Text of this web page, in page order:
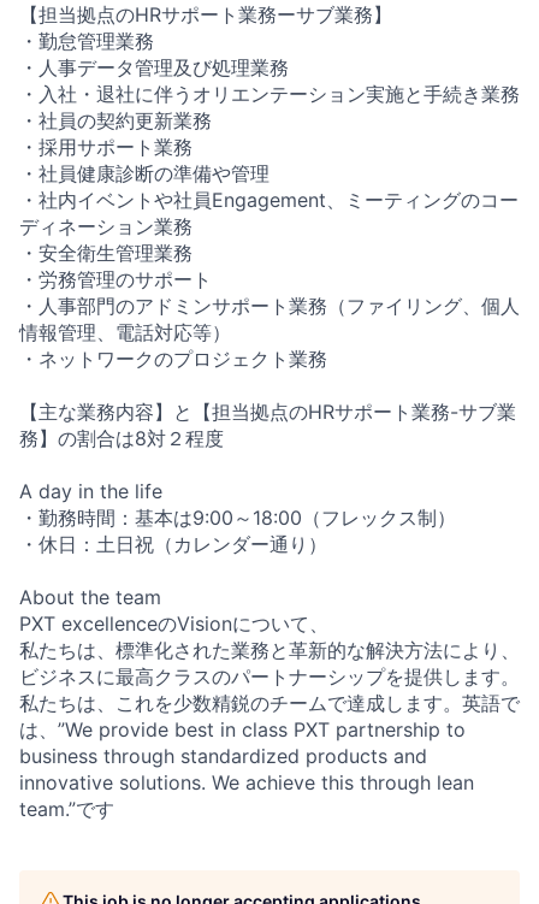
【担当拠点のHRサポート業務ーサブ業務】
・勤怠管理業務
・人事データ管理及び処理業務
・入社・退社に伴うオリエンテーション実施と手続き業務
・社員の契約更新業務
・採用サポート業務
・社員健康診断の準備や管理
・社内イベントや社員Engagement、ミーティングのコー
ディネーション業務
・安全衛生管理業務
・労務管理のサポート
・人事部門のアドミンサポート業務（ファイリング、個人
情報管理、電話対応等）
・ネットワークのプロジェクト業務
【主な業務内容】と【担当拠点のHRサポート業務-サブ業
務】の割合は8対２程度
A day in the life
・勤務時間：基本は9:00～18:00（フレックス制）
・休日：土日祝（カレンダー通り）
About the team
PXT excellenceのVisionについて、
私たちは、標準化された業務と革新的な解決方法により、
ビジネスに最高クラスのパートナーシップを提供します。
私たちは、これを少数精鋭のチームで達成します。英語で
は、”We provide best in class PXT partnership to
business through standardized products and
innovative solutions. We achieve this through lean
team.”です